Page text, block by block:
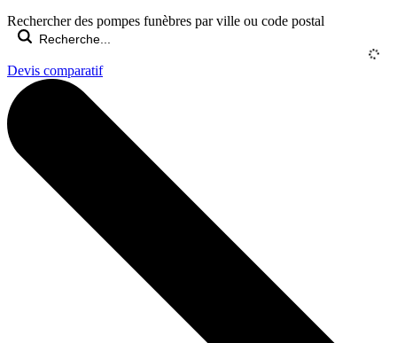
Rechercher des pompes funèbres par ville ou code postal
Devis comparatif